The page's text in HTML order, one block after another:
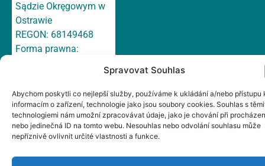
Spravovat Souhlas
Abychom poskytli co nejlepší služby, používáme k ukládání a/nebo přístupu
informacím o zařízení, technologie jako jsou soubory cookies. Souhlas s
technologiemi nám umožní zpracovávat údaje, jako je chování při
nebo jedinečná ID na tomto webu. Nesouhlas nebo odvolání souhlasu může
nepříznivě ovlivnit určité vlastnosti a funkce.
Sądzie Okręgowym w
Ostrawie
REGON: 68149468
Forma prawna:
158 751 699/ 0300
ČSOB, a.s.
E-mail:irsts@irsts.cz
Datová schránka: